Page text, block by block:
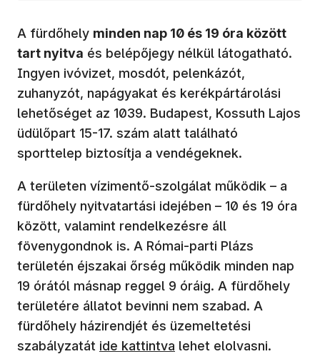
A fürdőhely minden nap 10 és 19 óra között
tart nyitva és belépőjegy nélkül látogatható.
Ingyen ivóvizet, mosdót, pelenkázót,
zuhanyzót, napágyakat és kerékpártárolási
lehetőséget az 1039. Budapest, Kossuth Lajos
üdülőpart 15-17. szám alatt található
sporttelep biztosítja a vendégeknek.
A területen vízimentő-szolgálat működik – a
fürdőhely nyitvatartási idejében – 10 és 19 óra
között, valamint rendelkezésre áll
fövenygondnok is. A Római-parti Plázs
területén éjszakai őrség működik minden nap
19 órától másnap reggel 9 óráig. A fürdőhely
területére állatot bevinni nem szabad. A
fürdőhely házirendjét és üzemeltetési
szabályzatát ide kattintva lehet elolvasni.